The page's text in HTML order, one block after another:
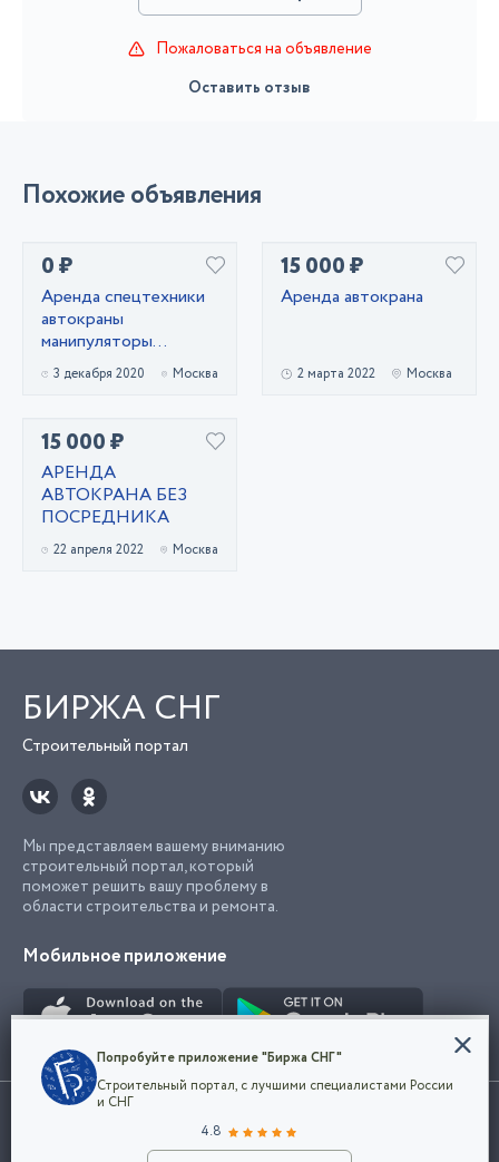
Пожаловаться на объявление
Оставить отзыв
Похожие объявления
0 ₽
Аренда спецтехники
автокраны
манипуляторы
автовышки
3 декабря 2020 Москва
15 000 ₽
Аренда автокрана
2 марта 2022 Москва
15 000 ₽
АРЕНДА
АВТОКРАНА БЕЗ
ПОСРЕДНИКА
22 апреля 2022 Москва
БИРЖА СНГ
Строительный портал
Мы представляем вашему вниманию
строительный портал, который
поможет решить вашу проблему в
области строительства и ремонта.
Мобильное приложение
Использование сайта, в том числе подача объявлений, означает
марки представленные на сайте являются собственностью их
Конфиденциальность
Мы используем файлы cookie, чтобы сделать
наш сайт удобным для каждого
Политикой конфиденциальности компании
Попробуйте приложение "Биржа СНГ"
Строительный портал, с лучшими специалистами России
и СНГ
4.8